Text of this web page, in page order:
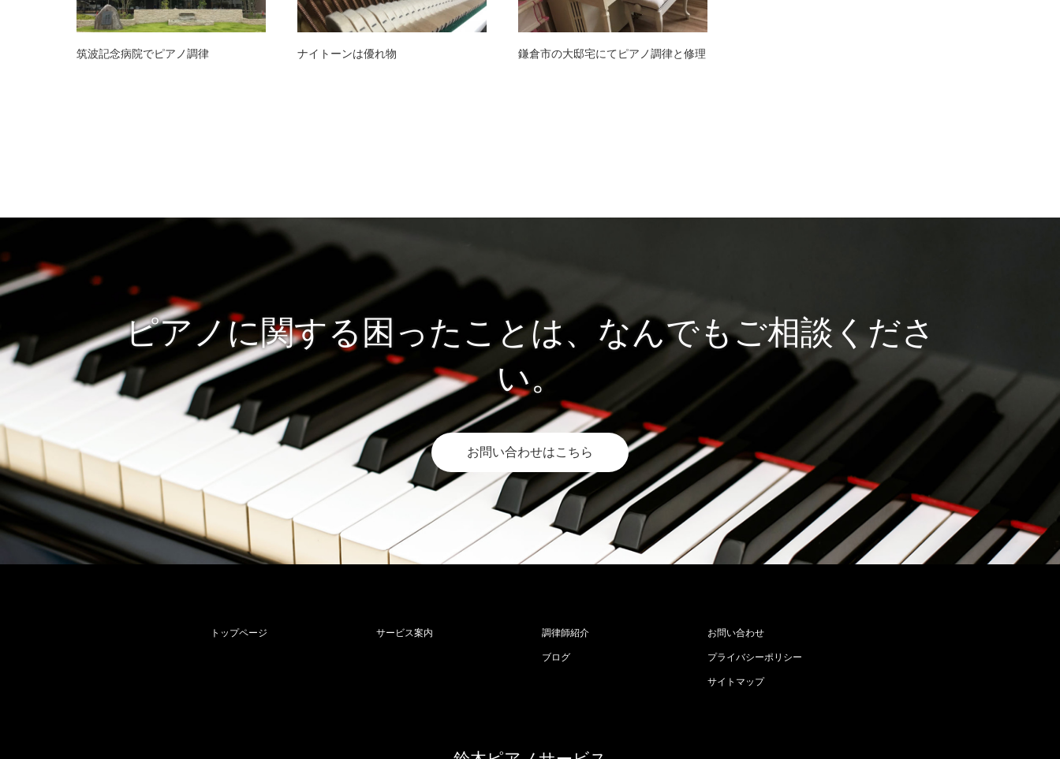
筑波記念病院でピアノ調律 ナイトーンは優れ物 鎌倉市の大邸宅にてピアノ調律と修理
ピアノに関する困ったことは、なんでもご相談くださ
い。
お問い合わせはこちら
トップページ サービス案内 調律師紹介
ブログ
お問い合わせ
プライバシーポリシー
サイトマップ